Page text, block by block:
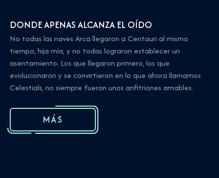
DONDE APENAS ALCANZA EL OÍDO
No todas las naves Arca llegaron a Centauri al mismo
tiempo, hija mía, y no todas lograron establecer un
asentamiento. Los que llegaron primero, los que
evolucionaron y se convirtieron en lo que ahora llamamos
Celestials, no siempre fueron unos anfitriones amables.
MÁS